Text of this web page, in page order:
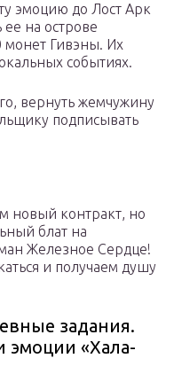
эмоцию до Лост Арк
ее на острове
монет Гивэны. Их
событиях.
вернуть жемчужину
подписывать
новый контракт, но
блат на
Железное Сердце!
и получаем душу
задания.
эмоции «Хала-